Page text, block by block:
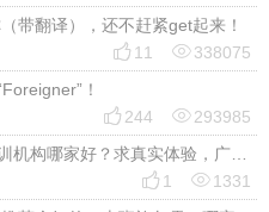
带翻译），还不赶紧get起来！
 11 338075
！
 244 293985
想给职场充电，郑州的成人英语培训机构哪家好？求真实体验，广告勿扰，感谢！
 1 1331